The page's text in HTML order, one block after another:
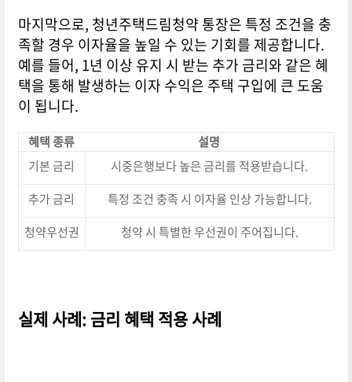
마지막으로, 청년주택드림청약 통장은 특정 조건을 충
족할 경우 이자율을 높일 수 있는 기회를 제공합니다.
예를 들어, 1년 이상 유지 시 받는 추가 금리와 같은 혜
택을 통해 발생하는 이자 수익은 주택 구입에 큰 도움
이 됩니다.
혜택 종류
설명
기본 금리
시중은행보다 높은 금리를 적용받습니다.
추가 금리
특정 조건 충족 시 이자율 인상 가능합니다.
청약우선권
청약 시 특별한 우선권이 주어집니다.
실제 사례: 금리 혜택 적용 사례